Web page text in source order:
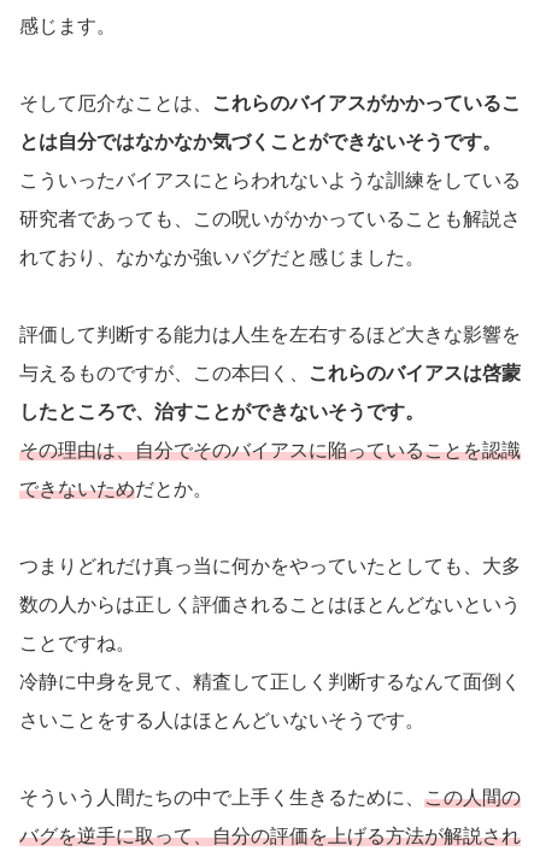
感じます。
そして厄介なことは、
これらのバイアスがかかっているこ
とは自分ではなかなか気づくことができないそうです。
こういったバイアスにとらわれないような訓練をしている
研究者であっても、この呪いがかかっていることも解説さ
れており、なかなか強いバグだと感じました。
評価して判断する能力は人生を左右するほど大きな影響を
与えるものですが、この本曰く、
これらのバイアスは啓蒙
したところで、治すことができないそうです。
その理由は、自分でそのバイアスに陥っていることを認識
できないためだとか。
つまりどれだけ真っ当に何かをやっていたとしても、大多
数の人からは正しく評価されることはほとんどないという
ことですね。
冷静に中身を見て、精査して正しく判断するなんて面倒く
さいことをする人はほとんどいないそうです。
そういう人間たちの中で上手く生きるために、 この人間の
バグを逆手に取って、自分の評価を上げる方法が解説され